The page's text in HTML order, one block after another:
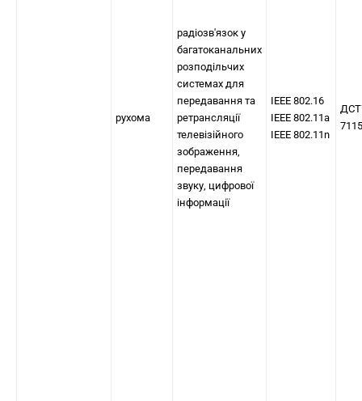
рухома
радіозв'язок у
багатоканальних
розподільчих
системах для
передавання та
ретрансляції
телевізійного
зображення,
передавання
звуку, цифрової
інформації
IEEE 802.16
IEEE 802.11a
IEEE 802.11n
7115